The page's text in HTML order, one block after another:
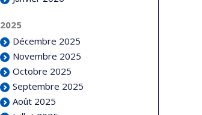
2025
Décembre 2025
Novembre 2025
Octobre 2025
Septembre 2025
Août 2025